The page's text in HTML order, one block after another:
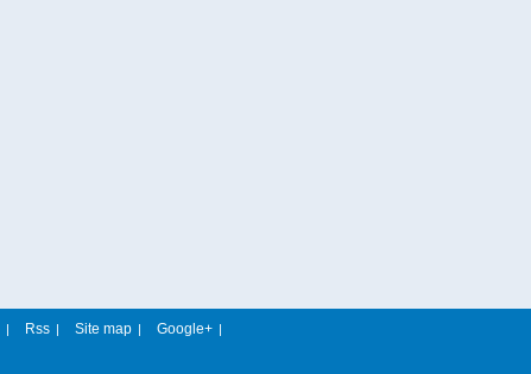
| Rss | Site map | Google+ |